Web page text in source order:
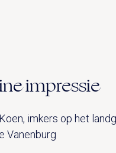
impressie
imkers op het
Vanenburg